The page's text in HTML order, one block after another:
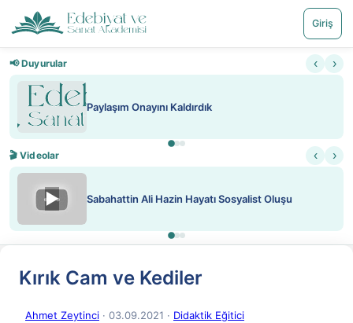
Giriş
📢 Duyurular ‹ ›
Paylaşım Onayını Kaldırdık
🎬 Videolar ‹ ›
▶ Sabahattin Ali Hazin Hayatı Sosyalist Oluşu
Kırık Cam ve Kediler
Ahmet Zeytinci · 03.09.2021 · Didaktik Eğitici